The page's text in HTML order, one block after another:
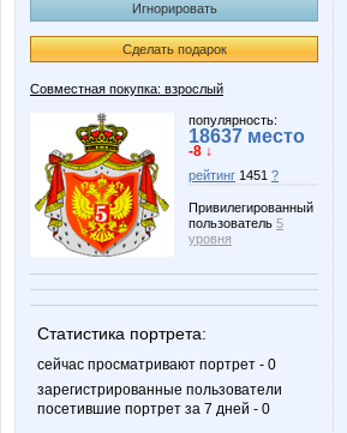
Игнорировать
Сделать подарок
Совместная покупка: взрослый
популярность:
18637 место
-8 ↓
рейтинг 1451 ?
Привилегированный
пользователь 5
уровня
Статистика портрета:
сейчас просматривают портрет - 0
зарегистрированные пользователи
посетившие портрет за 7 дней - 0